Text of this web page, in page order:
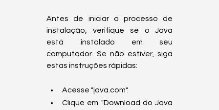
Antes de iniciar o processo de
instalação, verifique se o Java
está instalado em seu
computador. Se não estiver, siga
estas instruções rápidas:
Acesse "java.com".
Clique em "Download do Java